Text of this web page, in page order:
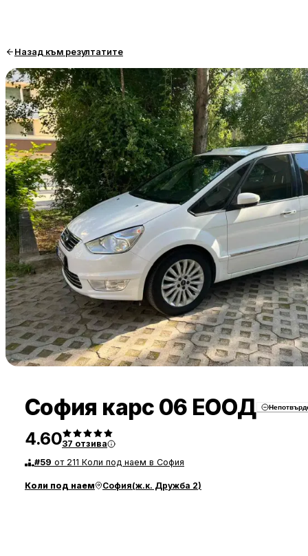
Назад към резултатите
София карс 06 ЕООД
4.6037 отзива
#59 от 211 Коли под наем в София
Коли под наем София(ж.к. Дружба 2)